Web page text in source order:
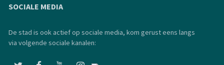
SOCIALE MEDIA
De stad is ook actief op sociale media, kom gerust eens langs
via volgende sociale kanalen: